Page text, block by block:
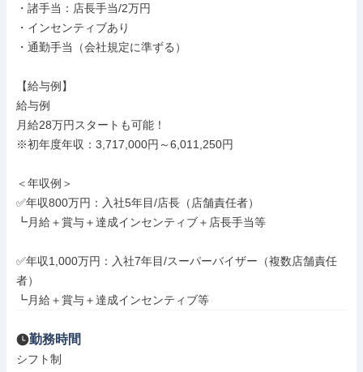
・諸手当：店長手当/2万円
・インセンティブあり
・通勤手当（会社規定に準ずる）
【給与例】
給与例
月給28万円スタートも可能！
※初年度年収：3,717,000円～6,011,250円
＜年収例＞
✅年収800万円：入社5年目/店長（店舗責任者）
┗月給＋賞与＋達成インセンティブ＋店長手当等
✅年収1,000万円：入社7年目/スーパーバイザー（複数店舗責任
者）
┗月給＋賞与＋達成インセンティブ等
勤務時間
シフト制